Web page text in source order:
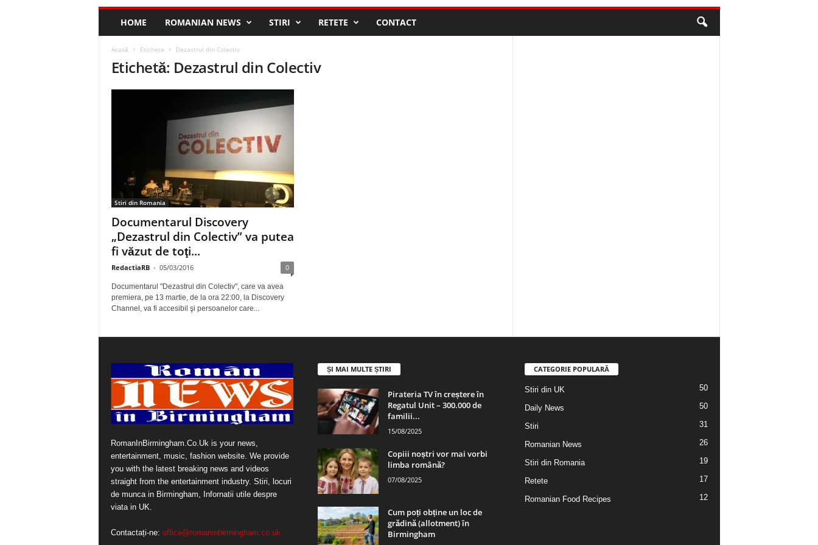
HOME ROMANIAN NEWS STIRI RETETE CONTACT
Acasă Etichete Dezastrul din Colectiv
Etichetă: Dezastrul din Colectiv
Stiri din Romania
Documentarul Discovery
„Dezastrul din Colectiv” va putea
fi văzut de toţi...
RedactiaRB - 05/03/2016 0
Documentarul "Dezastrul din Colectiv", care va avea
premiera, pe 13 martie, de la ora 22:00, la Discovery
Channel, va fi accesibil şi persoanelor care...
RomanInBirmingham.Co.Uk is your news,
entertainment, music, fashion website. We provide
you with the latest breaking news and videos
straight from the entertainment industry. Stiri, locuri
de munca in Birmingham, Infornatii utile despre
viata in UK.
Contactați-ne: office@romaninbirmingham.co.uk
ȘI MAI MULTE ȘTIRI
Pirateria TV în creștere în
Regatul Unit – 300.000 de
familii...
15/08/2025
Copiii noștri vor mai vorbi
limba română?
07/08/2025
Cum poți obține un loc de
grădină (allotment) în
Birmingham
CATEGORIE POPULARĂ
Stiri din UK 50
Daily News 50
Stiri 31
Romanian News 26
Stiri din Romania 19
Retete 17
Romanian Food Recipes 12